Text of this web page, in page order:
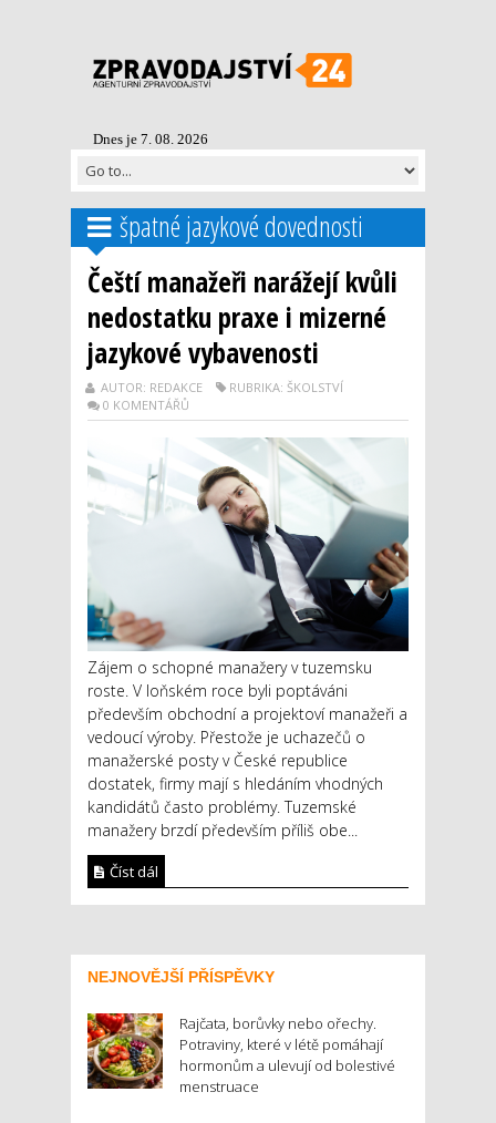
Dnes je 7. 08. 2026
špatné jazykové dovednosti
Čeští manažeři narážejí kvůli
nedostatku praxe i mizerné
jazykové vybavenosti
AUTOR: REDAKCE
RUBRIKA: ŠKOLSTVÍ
0 KOMENTÁŘŮ
Zájem o schopné manažery v tuzemsku
roste. V loňském roce byli poptáváni
především obchodní a projektoví manažeři a
vedoucí výroby. Přestože je uchazečů o
manažerské posty v České republice
dostatek, firmy mají s hledáním vhodných
kandidátů často problémy. Tuzemské
manažery brzdí především příliš obe...
Číst dál
NEJNOVĚJŠÍ PŘÍSPĚVKY
Rajčata, borůvky nebo ořechy.
Potraviny, které v létě pomáhají
hormonům a ulevují od bolestivé
menstruace